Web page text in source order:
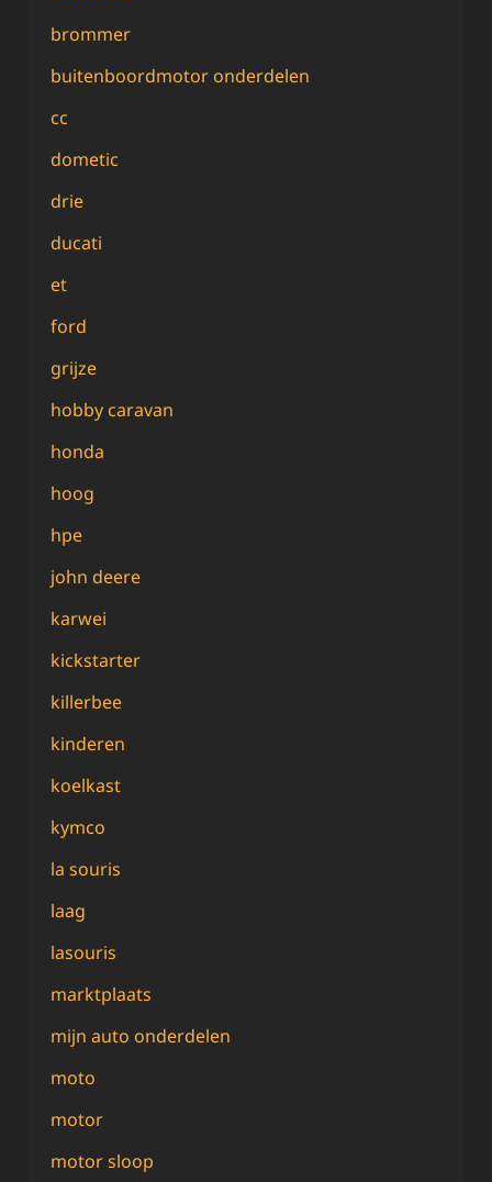
brommer
buitenboordmotor onderdelen
cc
dometic
drie
ducati
et
ford
grijze
hobby caravan
honda
hoog
hpe
john deere
karwei
kickstarter
killerbee
kinderen
koelkast
kymco
la souris
laag
lasouris
marktplaats
mijn auto onderdelen
moto
motor
motor sloop